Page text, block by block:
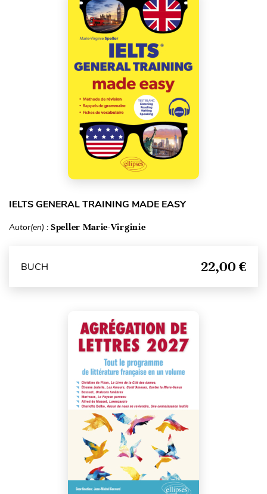
IELTS GENERAL TRAINING MADE EASY
Autor(en) : Speller Marie-Virginie
BUCH 22,00 €